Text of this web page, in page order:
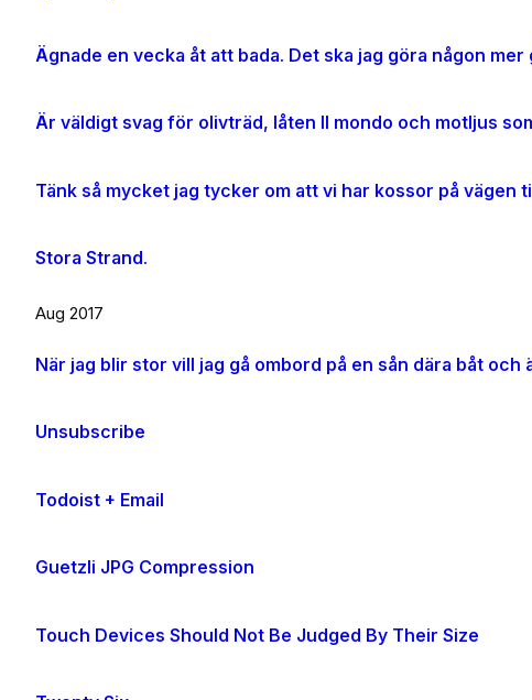
Ägnade en vecka åt att bada. Det ska jag göra någon mer
Tänk så mycket jag tycker om att vi har kossor på vägen
Stora Strand.
Aug 2017
Unsubscribe
Todoist + Email
Guetzli JPG Compression
Touch Devices Should Not Be Judged By Their Size